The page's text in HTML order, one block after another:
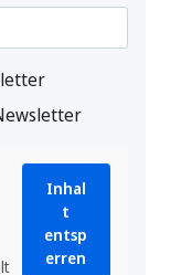
Inhal
t
entsp
erren